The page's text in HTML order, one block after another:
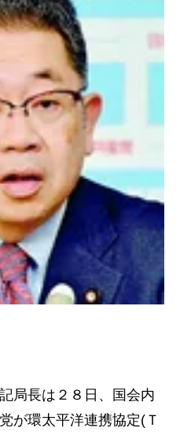
局長は２８日、国会内
が環太平洋連携協定(Ｔ